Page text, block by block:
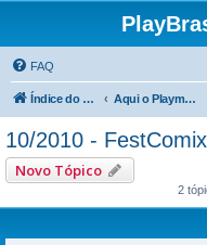
FAQ
Índice do fórum Aqui o Playmobil é notícia !
10/2010 -
Novo Tópico
2